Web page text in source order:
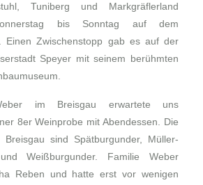
Tuniberg und Markgräflerland
bis Sonntag auf dem
Einen Zwischenstopp gab es auf der
Speyer mit seinem berühmten
im Breisgau erwartete uns
8er Weinprobe mit Abendessen. Die
Breisgau sind Spätburgunder, Müller-
Weißburgunder. Familie Weber
Reben und hatte erst vor wenigen